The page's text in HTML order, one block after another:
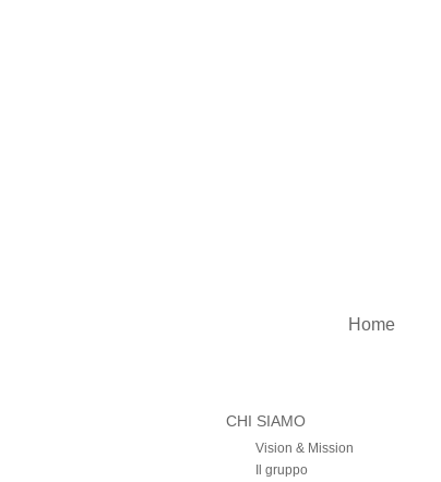
Home
CHI SIAMO
Vision & Mission
Il gruppo